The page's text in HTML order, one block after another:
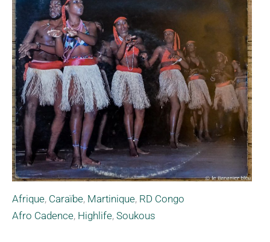
Afrique, Caraïbe, Martinique, RD Congo
Afro Cadence, Highlife, Soukous